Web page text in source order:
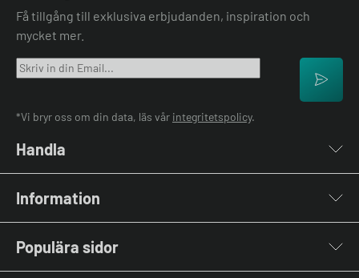
Få tillgång till exklusiva erbjudanden, inspiration och
mycket mer.
*Vi bryr oss om din data, läs vår integritetspolicy.
Handla
Laddkablar
Kabelhållare
Stolpar & Fästen
Portabla Laddare
Information
Kontakta oss
Vanliga frågor & svar
Populära sidor